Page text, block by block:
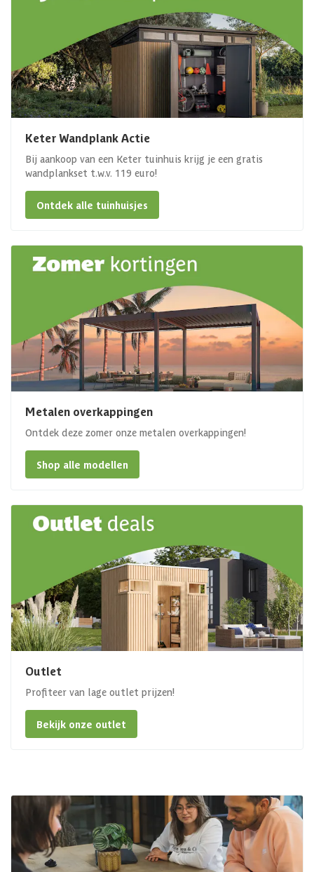
Keter Wandplank Actie
Bij aankoop van een Keter tuinhuis krijg je een gratis
wandplankset t.w.v. 119 euro!
Ontdek alle tuinhuisjes
Metalen overkappingen
Ontdek deze zomer onze metalen overkappingen!
Shop alle modellen
Outlet
Profiteer van lage outlet prijzen!
Bekijk onze outlet